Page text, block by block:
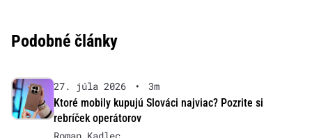
Podobné články
27. júla 2026 •
3m
Ktoré mobily kupujú Slováci najviac? Pozrite si
rebríček operátorov